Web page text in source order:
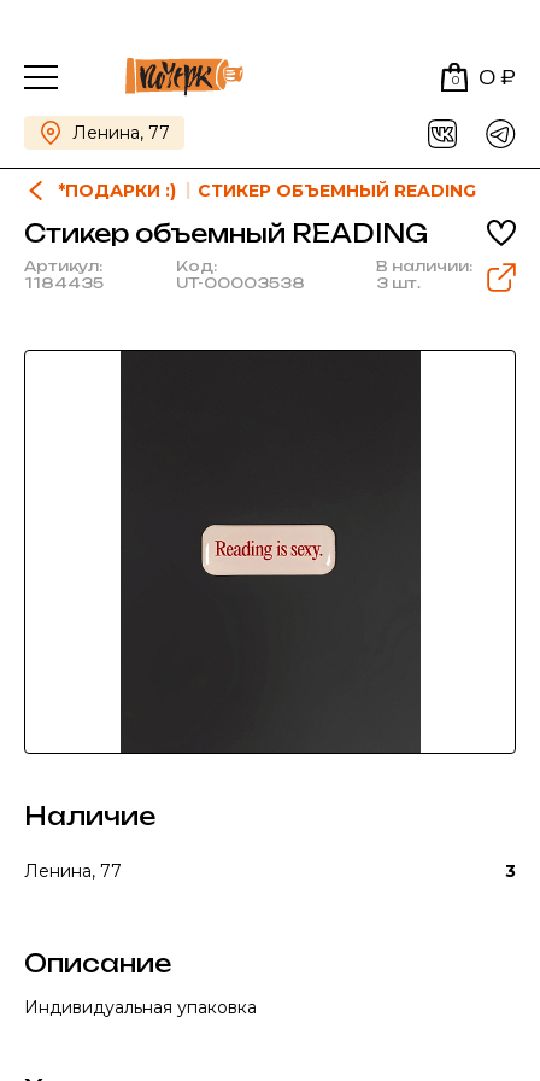
0 0 ₽
Ленина, 77
*ПОДАРКИ :) СТИКЕР ОБЪЕМНЫЙ READING
Стикер объемный READING
Артикул:
1184435
Код:
UT-00003538
В наличии:
3 шт.
Наличие
Ленина, 77 3
Описание
Индивидуальная упаковка